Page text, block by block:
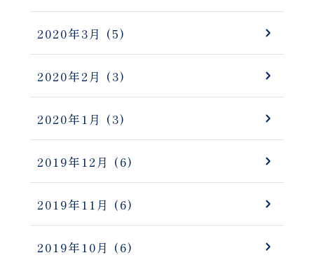
2020年3月 (5)
2020年2月 (3)
2020年1月 (3)
2019年12月 (6)
2019年11月 (6)
2019年10月 (6)